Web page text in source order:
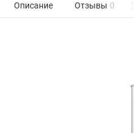
Описание Отзывы 0